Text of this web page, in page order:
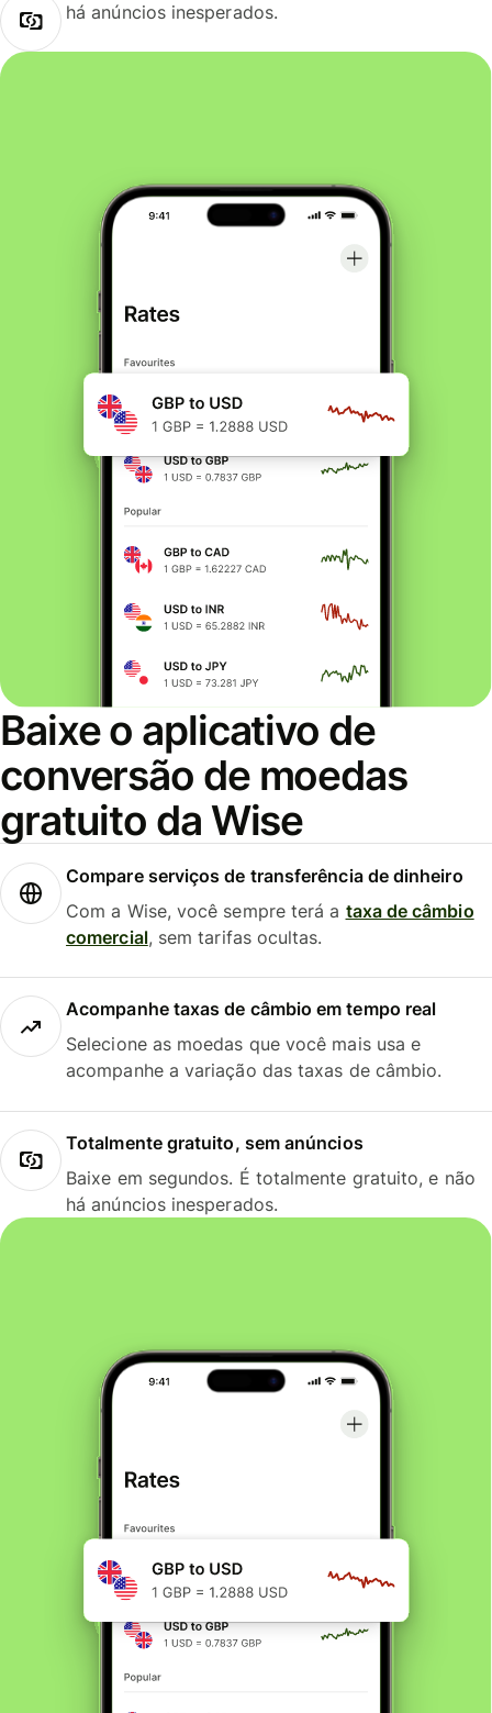
há anúncios inesperados.
Baixe o aplicativo de
conversão de moedas
gratuito da Wise
Compare serviços de transferência de dinheiro
Com a Wise, você sempre terá a taxa de câmbio
comercial, sem tarifas ocultas.
Acompanhe taxas de câmbio em tempo real
Selecione as moedas que você mais usa e
acompanhe a variação das taxas de câmbio.
Totalmente gratuito, sem anúncios
Baixe em segundos. É totalmente gratuito, e não
há anúncios inesperados.